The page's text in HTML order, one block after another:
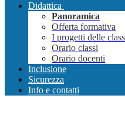
Didattica
Panoramica
Offerta formativa
I progetti delle
Orario classi
Orario docenti
Inclusione
Sicurezza
Info e contatti